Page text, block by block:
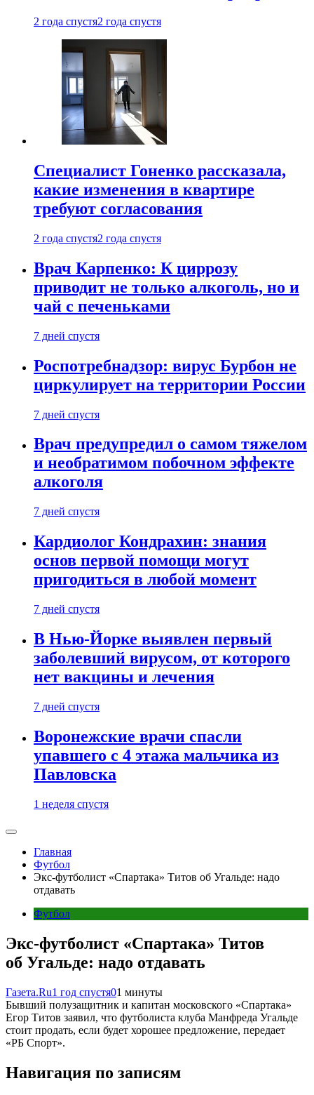
2 года спустя2 года спустя
Специалист Гоненко рассказала,
какие изменения в квартире
требуют согласования
2 года спустя2 года спустя
Врач Карпенко: К циррозу
приводит не только алкоголь, но и
чай с печеньками
7 дней спустя
Роспотребнадзор: вирус Бурбон не
циркулирует на территории России
7 дней спустя
Врач предупредил о самом тяжелом
и необратимом побочном эффекте
алкоголя
7 дней спустя
Кардиолог Кондрахин: знания
основ первой помощи могут
пригодиться в любой момент
7 дней спустя
В Нью-Йорке выявлен первый
заболевший вирусом, от которого
нет вакцины и лечения
7 дней спустя
Воронежские врачи спасли
упавшего с 4 этажа мальчика из
Павловска
1 неделя спустя
Главная
Футбол
Экс-футболист «Спартака» Титов об Угальде: надо
отдавать
Футбол
Экс-футболист «Спартака» Титов
об Угальде: надо отдавать
Газета.Ru1 год спустя01 минуты
Бывший полузащитник и капитан московского «Спартака»
Егор Титов заявил, что футболиста клуба Манфреда Угальде
стоит продать, если будет хорошее предложение, передает
«РБ Спорт».
Навигация по записям